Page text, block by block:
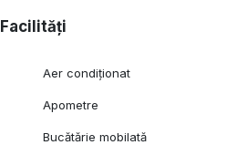
Facilități
Aer condiționat
Apometre
Bucătărie mobilată